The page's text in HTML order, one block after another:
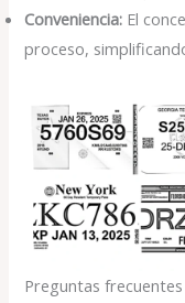
Conveniencia: El
proceso,
Preguntas